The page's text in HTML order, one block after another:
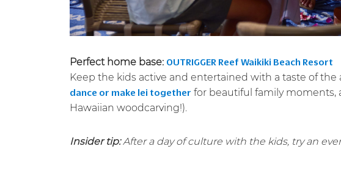
Perfect home base: OUTRIGGER Reef Waikiki Beach Resort
Keep the kids active and entertained with a taste of the
dance or make lei together for beautiful family moments,
Hawaiian woodcarving!).
Insider tip:After a day of culture with the kids, try an